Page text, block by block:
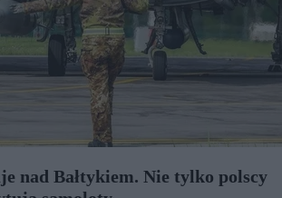
nad Bałtykiem. Nie tylko polscy